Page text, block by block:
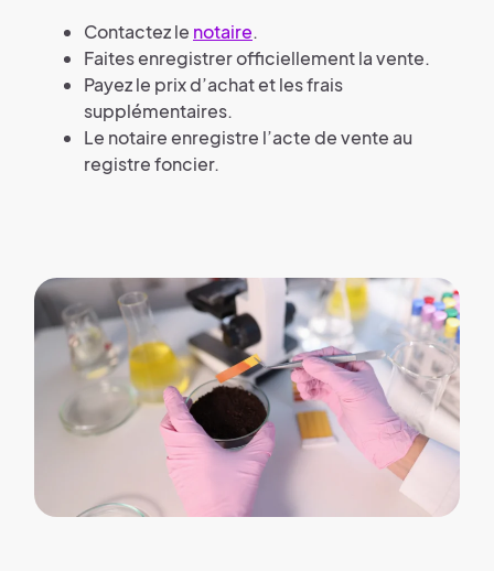
Contactez le notaire.
Faites enregistrer officiellement la vente.
Payez le prix d’achat et les frais
supplémentaires.
Le notaire enregistre l’acte de vente au
registre foncier.